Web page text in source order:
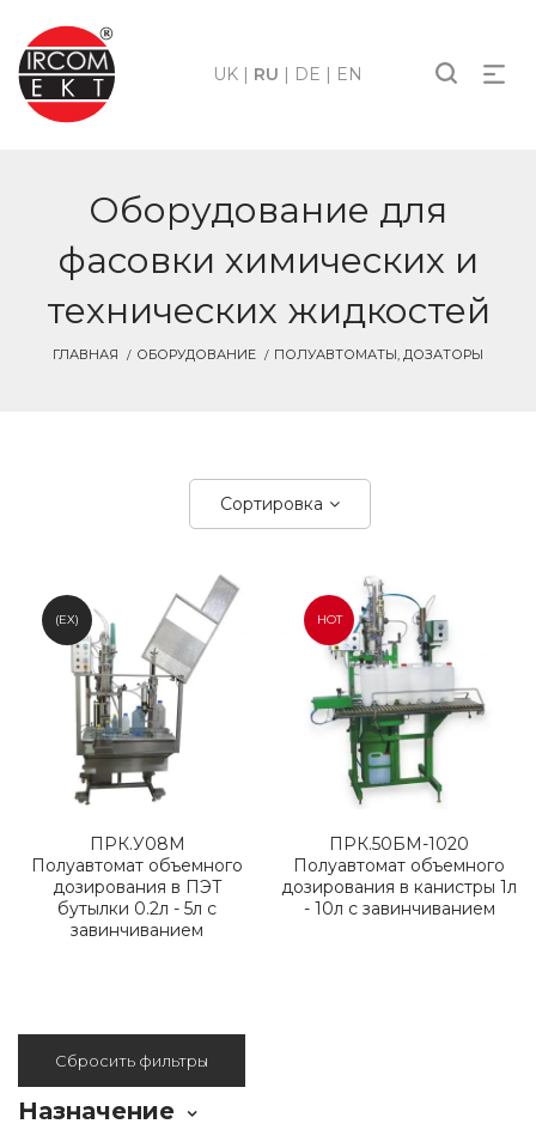
UK| RU | DE | EN
Оборудование для
фасовки химических и
технических жидкостей
ГЛАВНАЯ ОБОРУДОВАНИЕ ПОЛУАВТОМАТЫ, ДОЗАТОРЫ
Сортировка
(EX)
ПРК.У08М
Полуавтомат объемного
дозирования в ПЭТ
бутылки 0.2л - 5л с
завинчиванием
HOT
ПРК.50БМ-1020
Полуавтомат объемного
дозирования в канистры 1л
- 10л с завинчиванием
Сбросить фильтры
Назначение